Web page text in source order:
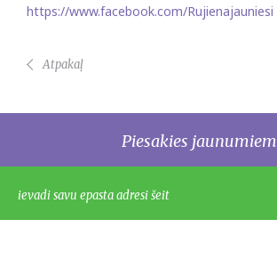
https://www.facebook.com/Rujienajauniesi
Atpakaļ
Piesakies jaunumiem